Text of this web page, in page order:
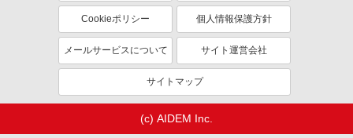
交通費支給
社会保険あり
産休・育休取得実績あり
Cookieポリシー 個人情報保護方針
メールサービスについて サイト運営会社
サイトマップ
(c) AIDEM Inc.